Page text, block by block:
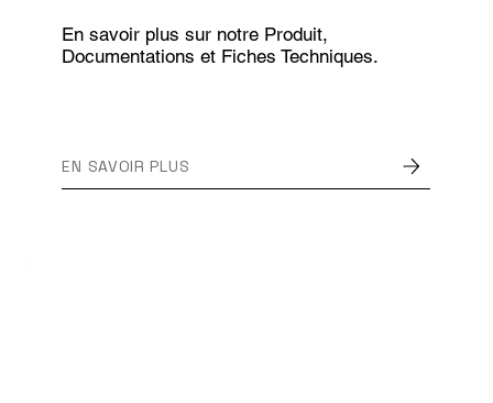
En savoir plus sur notre Produit,
Documentations et Fiches Techniques.
EN SAVOIR PLUS